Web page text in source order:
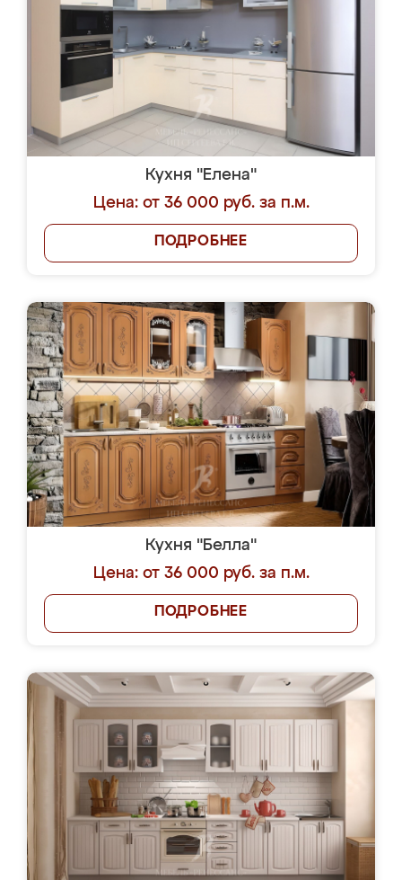
Кухня "Елена"
Цена: от 36 000 руб. за п.м.
ПОДРОБНЕЕ
Кухня "Белла"
Цена: от 36 000 руб. за п.м.
ПОДРОБНЕЕ